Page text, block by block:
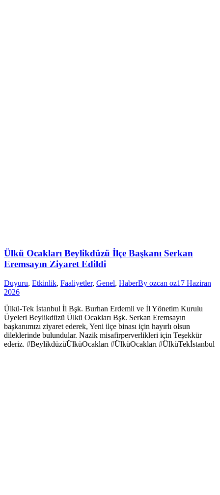
Ülkü Ocakları Beylikdüzü İlçe Başkanı Serkan
Eremsayın Ziyaret Edildi
Duyuru, Etkinlik, Faaliyetler, Genel, HaberBy ozcan oz17 Haziran
2026
Ülkü-Tek İstanbul İl Bşk. Burhan Erdemli ve İl Yönetim Kurulu
Üyeleri Beylikdüzü Ülkü Ocakları Bşk. Serkan Eremsayın
başkanımızı ziyaret ederek, Yeni ilçe binası için hayırlı olsun
dileklerinde bulundular. Nazik misafirperverlikleri için Teşekkür
ederiz. #BeylikdüzüÜlküOcakları #ÜlküOcakları #ÜlküTekİstanbul